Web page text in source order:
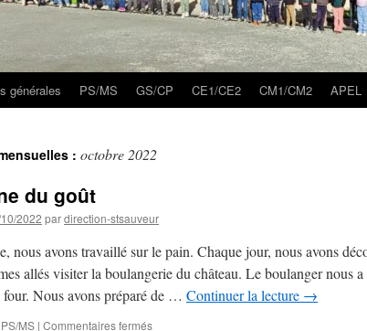
générales PS/MS GS/CP CE1/CE2 CM1/CM2 APEL
: octobre 2022
du goût
2022 pardirection-stsauveur
nous avons travaillé sur le pain. Chaque jour, nous avons
allés visiter la boulangerie du château. Le boulanger nous
Nous avons préparé de … Continuer la lecture →
PS/MS | Commentaires ferméssur